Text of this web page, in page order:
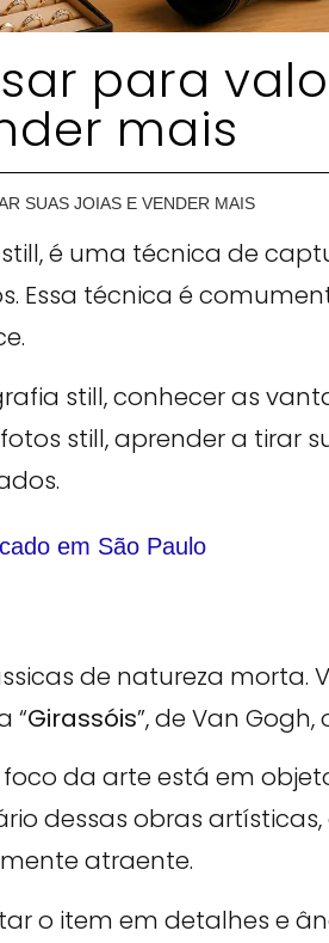
para
mais
SUAS JOIAS E VENDER MAIS
é uma técnica de
Essa técnica é
still, conhecer as
still, aprender a tirar
de natureza morta.
“Girassóis”, de Van Gogh,
da arte está em
dessas obras
atraente.
o item em detalhes e